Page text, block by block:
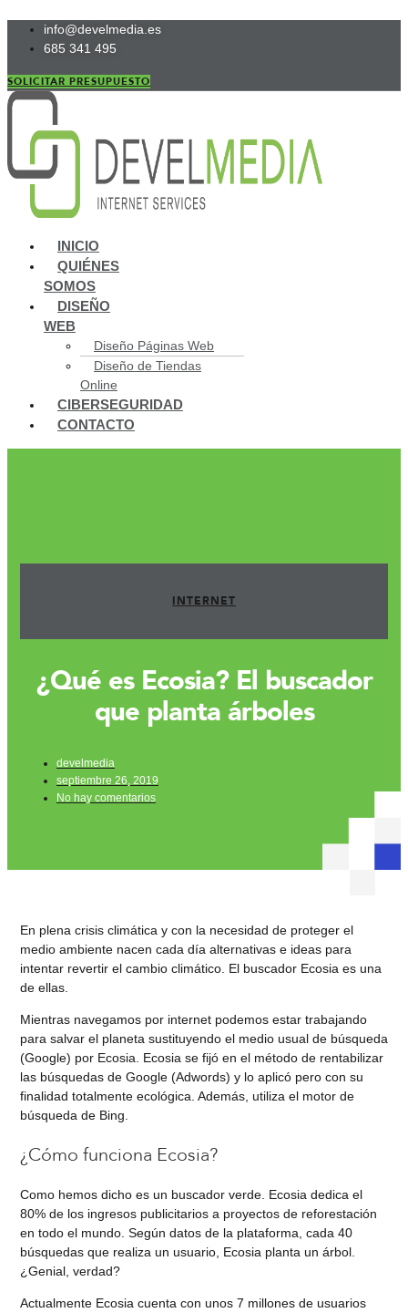
contenido
info@develmedia.es
685 341 495
SOLICITAR PRESUPUESTO
Main
Menu
INICIO
QUIÉNES
SOMOS
DISEÑO
WEB
Diseño Páginas Web
Diseño de Tiendas
Online
CIBERSEGURIDAD
CONTACTO
INTERNET
¿Qué es Ecosia? El buscador
que planta árboles
develmedia
septiembre 26, 2019
No hay comentarios
En plena crisis climática y con la necesidad de proteger el
medio ambiente nacen cada día alternativas e ideas para
intentar revertir el cambio climático. El buscador Ecosia es una
de ellas.
Mientras navegamos por internet podemos estar trabajando
para salvar el planeta sustituyendo el medio usual de búsqueda
(Google) por Ecosia. Ecosia se fijó en el método de rentabilizar
las búsquedas de Google (Adwords) y lo aplicó pero con su
finalidad totalmente ecológica. Además, utiliza el motor de
búsqueda de Bing.
¿Cómo funciona Ecosia?
Como hemos dicho es un buscador verde. Ecosia dedica el
80% de los ingresos publicitarios a proyectos de reforestación
en todo el mundo. Según datos de la plataforma, cada 40
búsquedas que realiza un usuario, Ecosia planta un árbol.
¿Genial, verdad?
Actualmente Ecosia cuenta con unos 7 millones de usuarios